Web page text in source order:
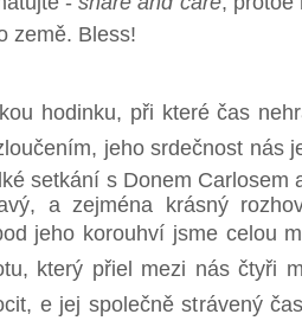
země. Bless!
hodinku, při které čas
jeho srdečnost nás
setkání s Donem Carlosem
a zejména krásný
jeho korouhví jsme celou
který přiel mezi nás čtyři
e jej společně strávený